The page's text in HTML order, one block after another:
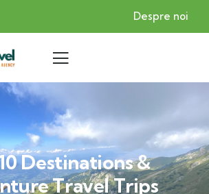
Despre noi
Destinations &
Travel Trips